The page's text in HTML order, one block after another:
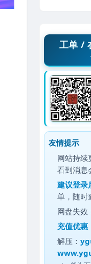
工单 /
友情提示
网站持续
看到消息
建议登录
单，随时
网盘失效
充值优惠
解压：